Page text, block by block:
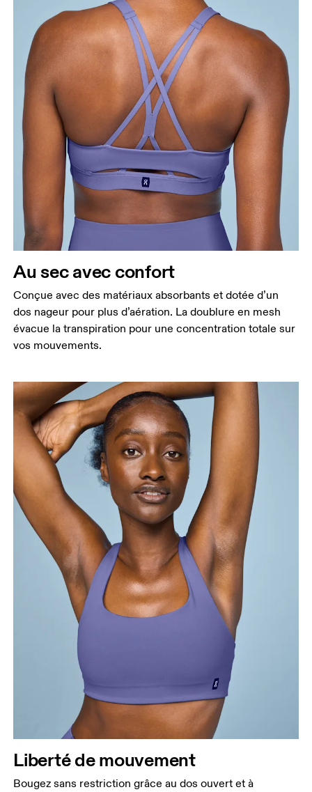
Au sec avec confort
Conçue avec des matériaux absorbants et dotée d’un
dos nageur pour plus d’aération. La doublure en mesh
évacue la transpiration pour une concentration totale sur
vos mouvements.
Liberté de mouvement
Bougez sans restriction grâce au dos ouvert et à